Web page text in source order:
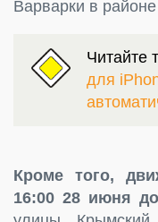
Варварки в
Читайте
для
Кроме того,
16:00 28 июня